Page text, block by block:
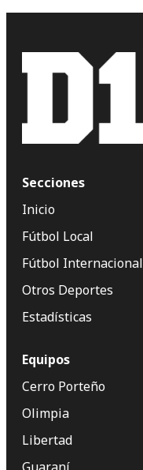
Secciones
Inicio
Fútbol Local
Fútbol Internacional
Otros Deportes
Estadísticas
Equipos
Cerro Porteño
Olimpia
Libertad